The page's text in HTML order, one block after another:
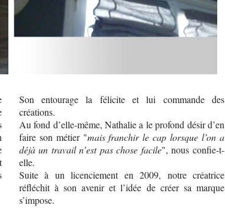
Son entourage la félicite et lui commande des
créations.
Au fond d’elle-même, Nathalie a le profond désir d’en
faire son métier "mais franchir le cap lorsque l’on a
déjà un travail n’est pas chose facile", nous confie-t-
elle.
Suite à un licenciement en 2009, notre créatrice
réfléchit à son avenir et l’idée de créer sa marque
s’impose.